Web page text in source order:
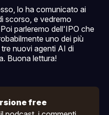
lo ha comunicato ai
scorso, e vedremo
parleremo dell'IPO che
uno dei più
nuovi agenti AI di
Buona lettura!
free